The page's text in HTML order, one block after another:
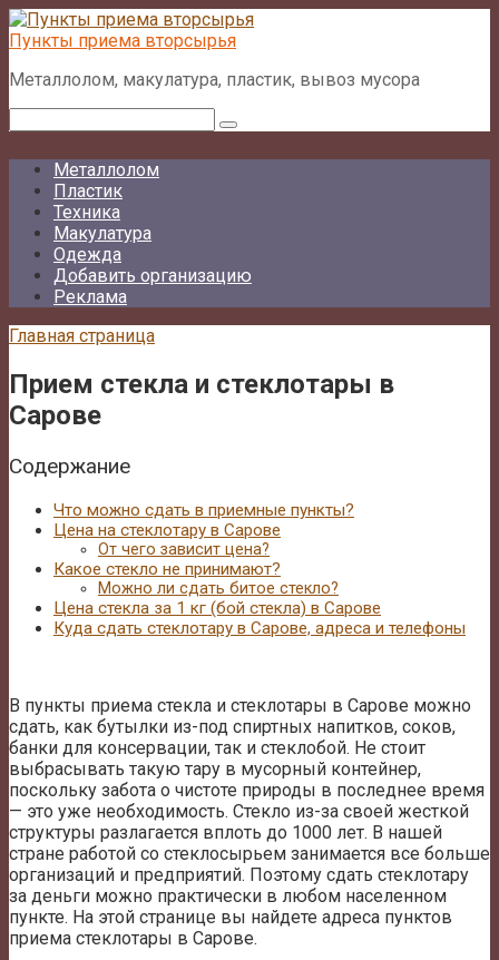
Перейти
к
Пункты приема вторсырья
Металлолом, макулатура, пластик, вывоз мусора
Металлолом
Пластик
Техника
Макулатура
Одежда
Добавить организацию
Реклама
Главная страница
Прием стекла и стеклотары в
Сарове
Содержание
Что можно сдать в приемные пункты?
Цена на стеклотару в Сарове
От чего зависит цена?
Какое стекло не принимают?
Можно ли сдать битое стекло?
Цена стекла за 1 кг (бой стекла) в Сарове
Куда сдать стеклотару в Сарове, адреса и телефоны
В пункты приема стекла и стеклотары в Сарове можно
сдать, как бутылки из-под спиртных напитков, соков,
банки для консервации, так и стеклобой. Не стоит
выбрасывать такую тару в мусорный контейнер,
поскольку забота о чистоте природы в последнее время
— это уже необходимость. Стекло из-за своей жесткой
структуры разлагается вплоть до 1000 лет. В нашей
стране работой со стеклосырьем занимается все больше
организаций и предприятий. Поэтому сдать стеклотару
за деньги можно практически в любом населенном
пункте. На этой странице вы найдете адреса пунктов
приема стеклотары в Сарове.